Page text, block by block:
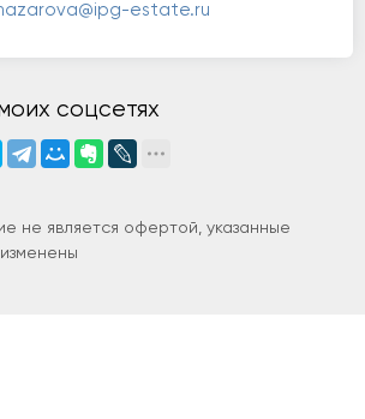
estate.ru
соцсетях
не является офертой, указанные